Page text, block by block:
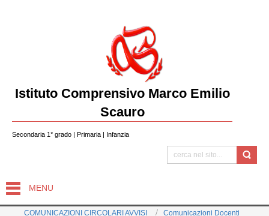
Istituto Comprensivo Marco Emilio
Scauro
Secondaria 1° grado | Primaria | Infanzia
MENU
COMUNICAZIONI CIRCOLARI AVVISI Comunicazioni Docenti